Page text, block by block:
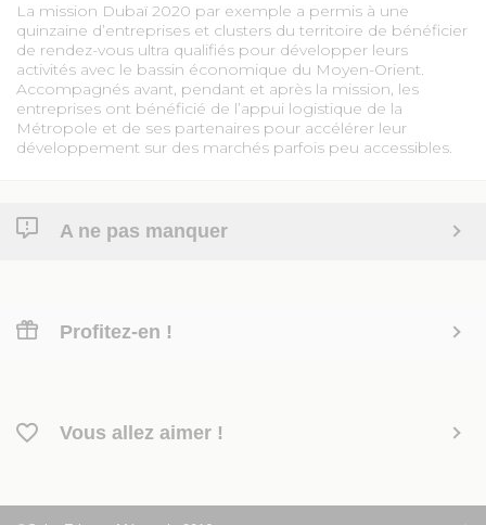
La mission Dubaï 2020 par exemple a permis à une
quinzaine d’entreprises et clusters du territoire de bénéficier
de rendez-vous ultra qualifiés pour développer leurs
activités avec le bassin économique du Moyen-Orient.
Accompagnés avant, pendant et après la mission, les
entreprises ont bénéficié de l’appui logistique de la
Métropole et de ses partenaires pour accélérer leur
développement sur des marchés parfois peu accessibles.
Profitez-en !
Vous allez aimer !
A ne pas manquer